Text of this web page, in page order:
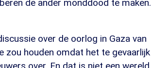
de ander monddood te maken.
over de oorlog in Gaza van
zou houden omdat het te gevaarlijk